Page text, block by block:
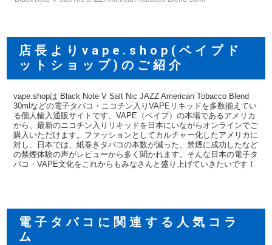
店長よりvape.shop(ベイプド
ットショップ)のご紹介
vape.shopは Black Note V Salt Nic JAZZ American Tobacco Blend
30mlなどの電子タバコ・ニコチン入りVAPEリキッドを多数揃えてい
る個人輸入通販サイトです。VAPE（ベイプ）の本場であるアメリカ
から、最新のニコチン入りリキッドを日本にいながらオンラインでご
購入いただけます。ファッションとしてカルチャー化したアメリカに
対し、日本では、紙巻きタバコの本数が減った、禁煙に成功したなど
の禁煙体験の声がレビューから多く聞かれます。そんな日本の電子タ
バコ・VAPE文化をこれからもみなさんと盛り上げていきたいです！
電子タバコに関連する人気コラ
ム